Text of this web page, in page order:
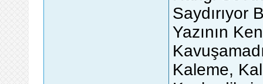
Saydırıyor
Yazının
Kaleme,